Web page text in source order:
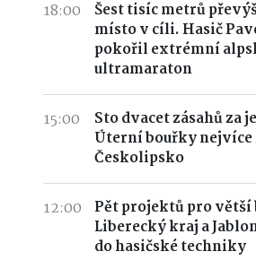
18:00
Šest tisíc metrů
místo v cíli. Hasič
pokořil extrémní
ultramaraton
15:00
Sto dvacet zásahů za
Úterní bouřky nejvíce
Českolipsko
12:00
Pět projektů pro větší
Liberecký kraj a
do hasičské techniky